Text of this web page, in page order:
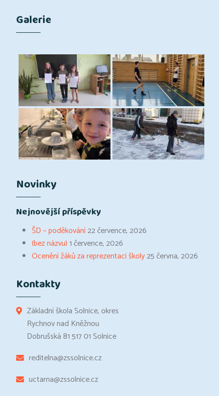
Galerie
Novinky
Nejnovější příspěvky
ŠD – poděkování22 července, 2026
(bez názvu)1 července, 2026
Ocenění žáků za reprezentaci školy25 června, 2026
Kontakty
Základní škola Solnice, okres
Rychnov nad Kněžnou
Dobrušská 81 517 01 Solnice
reditelna@zssolnice.cz
uctarna@zssolnice.cz